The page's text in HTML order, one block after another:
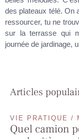
des plateaux télé. On
ressourcer, tu ne
sur la terrasse qui
journée de jardinage,
Articles
VIE PRATIQUE /
Quel camion